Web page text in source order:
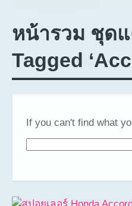
หน้ารวม ชุด
Tagged
If you can't find what